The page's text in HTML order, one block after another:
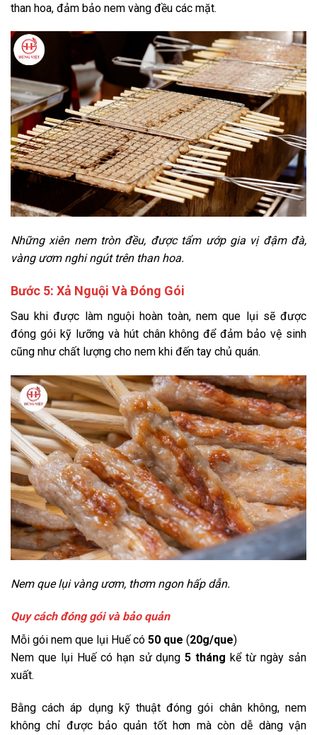
than hoa, đảm bảo nem vàng đều các mặt.
Những xiên nem tròn đều, được tẩm ướp gia vị đậm đà,
vàng ươm nghi ngút trên than hoa.
Bước 5: Xả Nguội Và Đóng Gói
Sau khi được làm nguội hoàn toàn, nem que lụi sẽ được
đóng gói kỹ lưỡng và hút chân không để đảm bảo vệ sinh
cũng như chất lượng cho nem khi đến tay chủ quán.
Nem que lụi vàng ươm, thơm ngon hấp dẫn.
Quy cách đóng gói và bảo quản
Mỗi gói nem que lụi Huế có 50 que (20g/que)
Nem que lụi Huế có hạn sử dụng5 thángkể từ ngày sản
xuất.
Bằng cách áp dụng kỹ thuật đóng gói chân không, nem
không chỉ được bảo quản tốt hơn mà còn dễ dàng vận